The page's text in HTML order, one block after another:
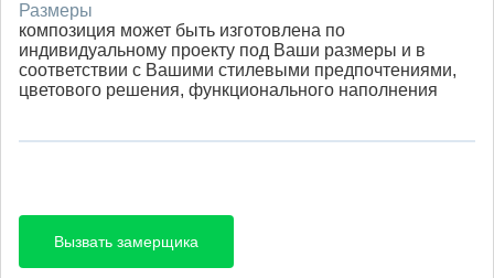
Размеры
композиция может быть изготовлена по
индивидуальному проекту под Ваши размеры и в
соответствии с Вашими стилевыми предпочтениями,
цветового решения, функционального наполнения
Вызвать замерщика